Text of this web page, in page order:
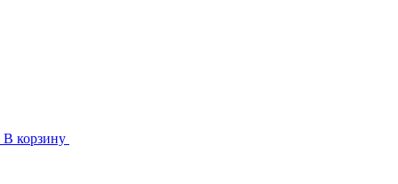
В корзину